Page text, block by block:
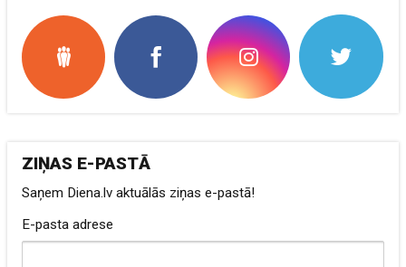
ZIŅAS E-PASTĀ
Saņem Diena.lv aktuālās ziņas e-pastā!
E-pasta adrese